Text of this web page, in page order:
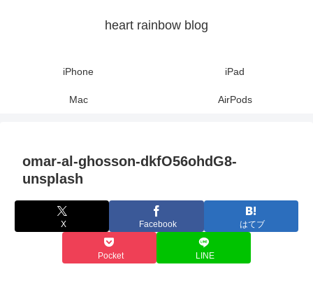
heart rainbow blog
iPhone iPad
Mac AirPods
omar-al-ghosson-dkfO56ohdG8-
unsplash
X Facebook はてブ
Pocket LINE